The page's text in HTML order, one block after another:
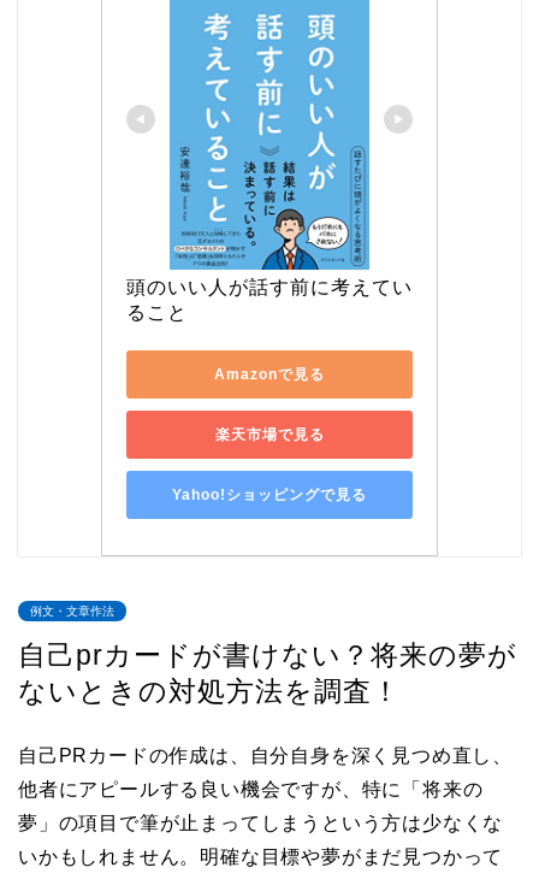
頭のいい人が話す前に考えてい
ること
Amazonで見る
楽天市場で見る
Yahoo!ショッピングで見る
例文・文章作法
自己prカードが書けない？将来の夢が
ないときの対処方法を調査！
自己PRカードの作成は、自分自身を深く見つめ直し、
他者にアピールする良い機会ですが、特に「将来の
夢」の項目で筆が止まってしまうという方は少なくな
いかもしれません。明確な目標や夢がまだ見つかって